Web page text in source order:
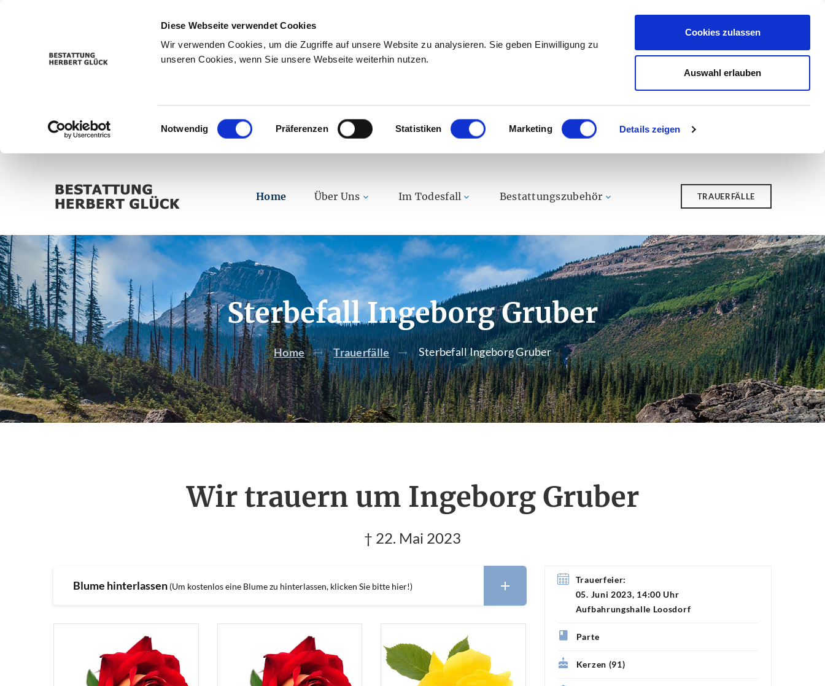
Diese Webseite verwendet Cookies
Wir verwenden Cookies, um die Zugriffe auf unsere Website zu analysieren. Sie geben Einwilligung zu
unseren Cookies, wenn Sie unsere Webseite weiterhin nutzen.
Einwilligungsauswahl
Notwendig Präferenzen Statistiken Marketing Details zeigen
Cookies zulassen
Auswahl erlauben
Home Über Uns Im Todesfall Bestattungszubehör TRAUERFÄLLE
Sterbefall Ingeborg Gruber
Home Trauerfälle Sterbefall Ingeborg Gruber
Wir trauern um Ingeborg Gruber
† 22. Mai 2023
Trauerfeier:
05. Juni 2023, 14:00 Uhr
Aufbahrungshalle Loosdorf
Parte
Kerzen (91)
Blume hinterlassen (Um kostenlos eine Blume zu hinterlassen, klicken Sie bitte hier!)